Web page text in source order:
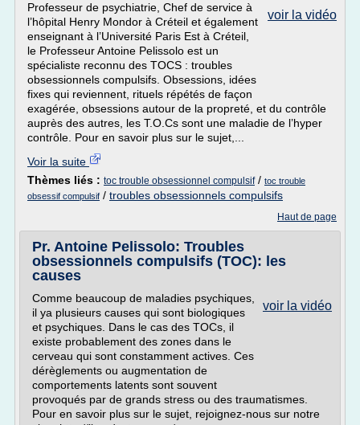
voir la vidéo
Professeur de psychiatrie, Chef de service à
l’hôpital Henry Mondor à Créteil et également
enseignant à l’Université Paris Est à Créteil,
le Professeur Antoine Pelissolo est un
spécialiste reconnu des TOCS : troubles
obsessionnels compulsifs. Obsessions, idées
fixes qui reviennent, rituels répétés de façon
exagérée, obsessions autour de la propreté, et du contrôle
auprès des autres, les T.O.Cs sont une maladie de l’hyper
contrôle. Pour en savoir plus sur le sujet,...
Voir la suite
Thèmes liés : toc trouble obsessionnel compulsif/ toc trouble
obsessif compulsif / troubles obsessionnels compulsifs
Haut de page
Pr. Antoine Pelissolo: Troubles
obsessionnels compulsifs (TOC): les
causes
voir la vidéo
Comme beaucoup de maladies psychiques,
il ya plusieurs causes qui sont biologiques
et psychiques. Dans le cas des TOCs, il
existe probablement des zones dans le
cerveau qui sont constamment actives. Ces
dérèglements ou augmentation de
comportements latents sont souvent
provoqués par de grands stress ou des traumatismes.
Pour en savoir plus sur le sujet, rejoignez-nous sur notre